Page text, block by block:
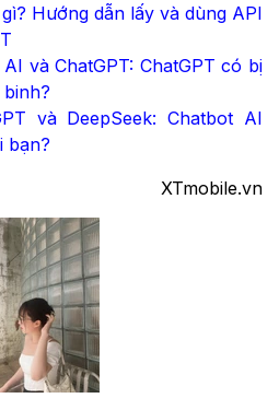
Hướng dẫn lấy và dùng API
và ChatGPT: ChatGPT có bị
và DeepSeek: Chatbot AI
bạn?
XTmobile.vn